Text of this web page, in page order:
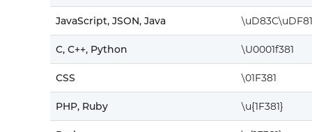
JavaScript, JSON, Java \uD83C\uDF81
C, C++, Python \U0001f381
CSS \01F381
PHP, Ruby \u{1F381}